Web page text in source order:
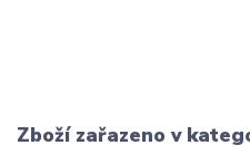
Zboží zařazeno v